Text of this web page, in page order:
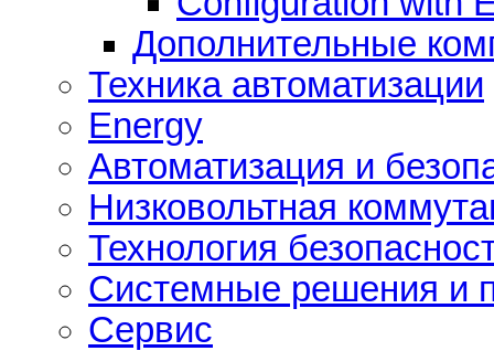
Дополнительные
Техника автоматизации
Energy
Автоматизация и
Низковольтная
Технология
Системные решения и
Сервис